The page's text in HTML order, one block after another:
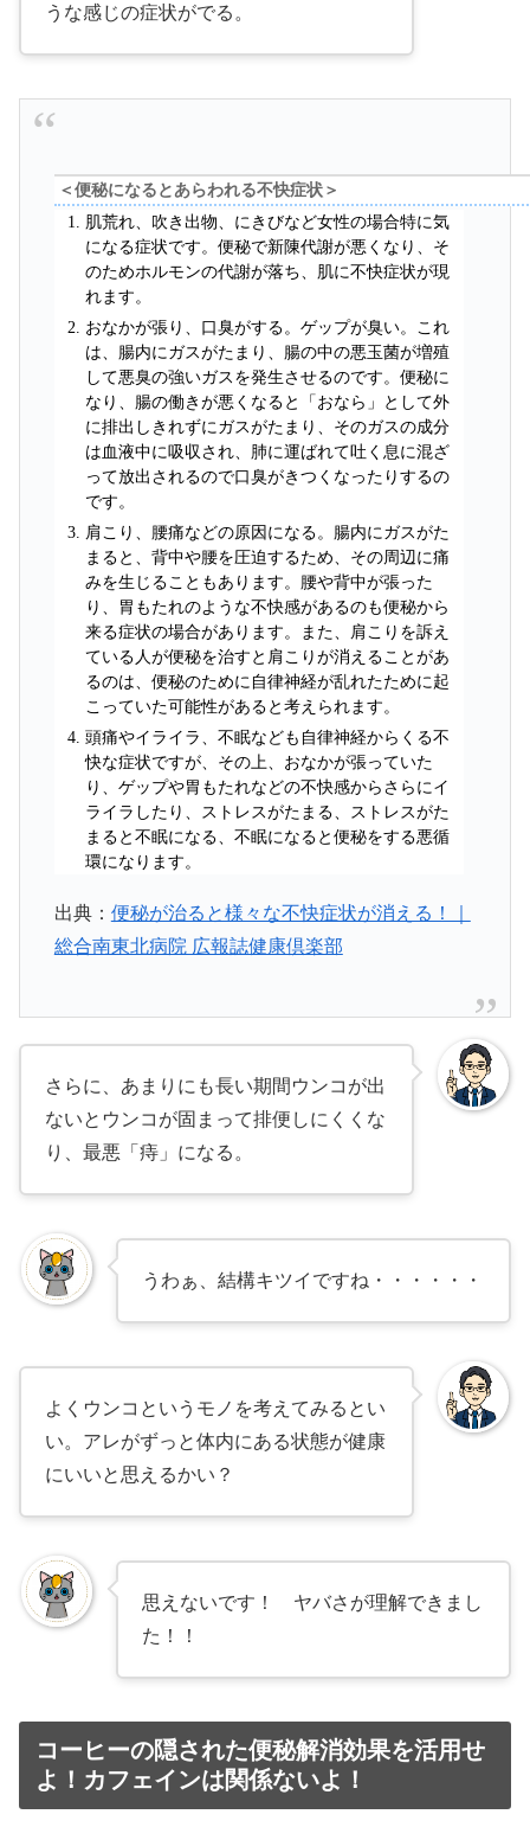
うな感じの症状がでる。
＜便秘になるとあらわれる不快症状＞
肌荒れ、吹き出物、にきびなど女性の場合特に気
になる症状です。便秘で新陳代謝が悪くなり、そ
のためホルモンの代謝が落ち、肌に不快症状が現
れます。
おなかが張り、口臭がする。ゲップが臭い。これ
は、腸内にガスがたまり、腸の中の悪玉菌が増殖
して悪臭の強いガスを発生させるのです。便秘に
なり、腸の働きが悪くなると「おなら」として外
に排出しきれずにガスがたまり、そのガスの成分
は血液中に吸収され、肺に運ばれて吐く息に混ざ
って放出されるので口臭がきつくなったりするの
です。
肩こり、腰痛などの原因になる。腸内にガスがた
まると、背中や腰を圧迫するため、その周辺に痛
みを生じることもあります。腰や背中が張った
り、胃もたれのような不快感があるのも便秘から
来る症状の場合があります。また、肩こりを訴え
ている人が便秘を治すと肩こりが消えることがあ
るのは、便秘のために自律神経が乱れたために起
こっていた可能性があると考えられます。
頭痛やイライラ、不眠なども自律神経からくる不
快な症状ですが、その上、おなかが張っていた
り、ゲップや胃もたれなどの不快感からさらにイ
ライラしたり、ストレスがたまる、ストレスがた
まると不眠になる、不眠になると便秘をする悪循
環になります。
出典： 便秘が治ると様々な不快症状が消える！｜
総合南東北病院 広報誌健康倶楽部
さらに、あまりにも長い期間ウンコが出
ないとウンコが固まって排便しにくくな
り、最悪「痔」になる。
うわぁ、結構キツイですね・・・・・・
よくウンコというモノを考えてみるとい
い。アレがずっと体内にある状態が健康
にいいと思えるかい？
思えないです！ ヤバさが理解できまし
た！！
コーヒーの隠された便秘解消効果を活用せ
よ！カフェインは関係ないよ！